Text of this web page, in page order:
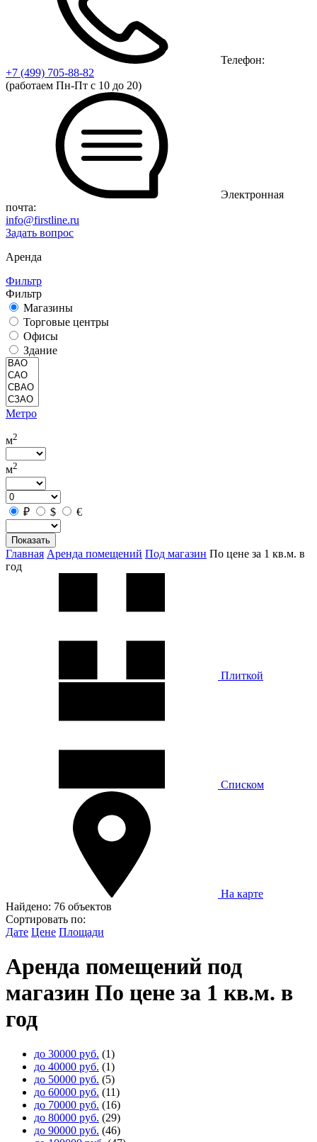
Телефон:
+7 (499) 705-88-82
(работаем Пн-Пт с 10 до 20)
Электронная
почта:
info@firstline.ru
Задать вопрос
Аренда
Фильтр
Фильтр
Магазины
Торговые центры
Офисы
Здание
Метро
м2
м2
₽ $ €
Показать
Главная Аренда помещений Под магазин По цене за 1 кв.м. в
год
Плиткой
Списком
На карте
Найдено: 76 объектов
Сортировать по:
Дате Цене Площади
Аренда помещений под
магазин По цене за 1 кв.м. в
год
до 30000 руб. (1)
до 40000 руб. (1)
до 50000 руб. (5)
до 60000 руб. (11)
до 70000 руб. (16)
до 80000 руб. (29)
до 90000 руб. (46)